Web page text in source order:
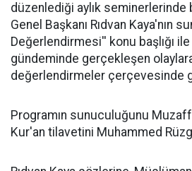
düzenlediği aylık seminerlerinde
Genel Başkanı Rıdvan Kaya'nın
Değerlendirmesi'' konu başlığı
gündeminde gerçekleşen
değerlendirmeler çerçevesinde
Programın sunuculuğunu
Kur'an tilavetini Muhammed